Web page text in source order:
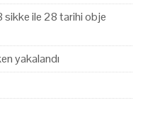
sikke ile 28 tarihi obje
yakalandı